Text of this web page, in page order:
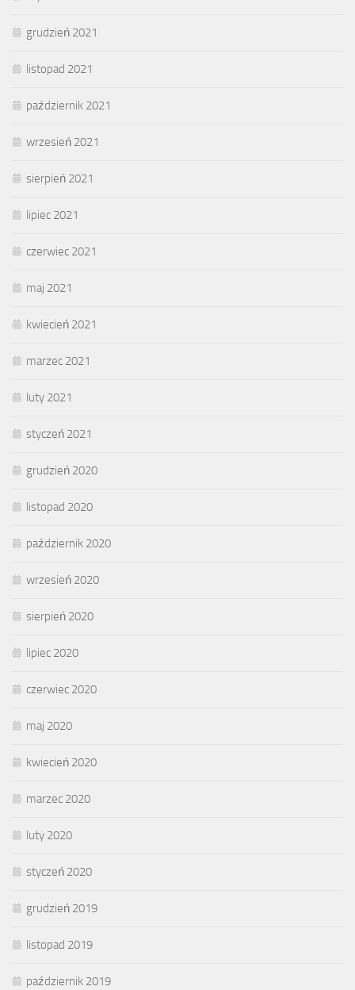
grudzień 2021
listopad 2021
październik 2021
wrzesień 2021
sierpień 2021
lipiec 2021
czerwiec 2021
maj 2021
kwiecień 2021
marzec 2021
luty 2021
styczeń 2021
grudzień 2020
listopad 2020
październik 2020
wrzesień 2020
sierpień 2020
lipiec 2020
czerwiec 2020
maj 2020
kwiecień 2020
marzec 2020
luty 2020
styczeń 2020
grudzień 2019
listopad 2019
październik 2019